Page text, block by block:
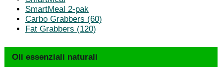
SmartMeal 2-pak
Carbo Grabbers (60)
Fat Grabbers (120)
Oli essenziali naturali